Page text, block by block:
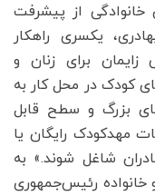
خانوادگی از پیشرفت
یکسری راهکار
برای زنان و
کودک‌ در محل کار به
بزرگ و سطح قابل
مهدکودک رایگان یا
شاغل شوند.» به
خانواده رئیس‌جمهوری